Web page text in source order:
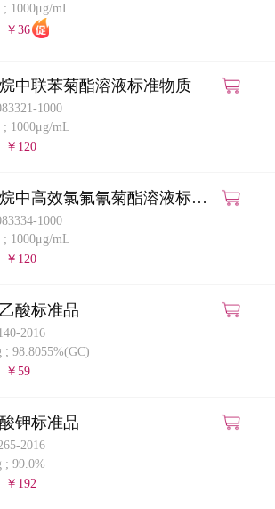
; 1000μg/mL
￥36
中联苯菊酯溶液标准物质
1000
; 1000μg/mL
￥120
中高效氯氟氰菊酯溶液标准
1000
; 1000μg/mL
￥120
酸标准品
2016
; 98.8055%(GC)
￥59
钾标准品
2016
; 99.0%
￥192